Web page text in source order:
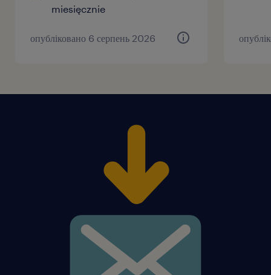
miesięcznie
опубліковано 6 серпень 2026